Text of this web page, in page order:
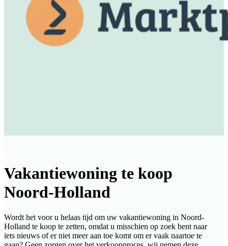
Vakantiewoning te koop
Noord-Holland
Wordt het voor u helaas tijd om uw vakantiewoning in Noord-
Holland te koop te zetten, omdat u misschien op zoek bent naar
iets nieuws of er niet meer aan toe komt om er vaak naartoe te